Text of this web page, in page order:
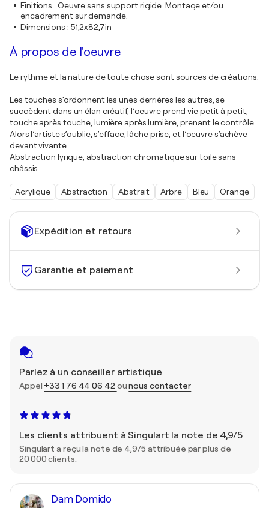
Expédition et retours
Garantie et paiement
Parlez à un conseiller artistique
Appel +33 1 76 44 06 42 ounous contacter
Les clients attribuent à Singulart la note de 4,9/5
Singulart a reçu la note de 4,9/5 attribuée par plus de
20 000 clients.
Dam Domido
Finitions : Oeuvre sans support rigide. Montage et/ou
encadrement sur demande.
Dimensions : 51,2x82,7in
À propos de l'oeuvre
Le rythme et la nature de toute chose sont sources de créations.
Les touches s’ordonnent les unes derrières les autres, se
succèdent dans un élan créatif, l’oeuvre prend vie petit à petit,
touche après touche, lumière après lumière, prenant le contrôle…
Alors l’artiste s’oublie, s’efface, lâche prise, et l’oeuvre s’achève
devant vivante.
Abstraction lyrique, abstraction chromatique sur toile sans
châssis.
Acrylique Abstraction Abstrait Arbre Bleu Orange